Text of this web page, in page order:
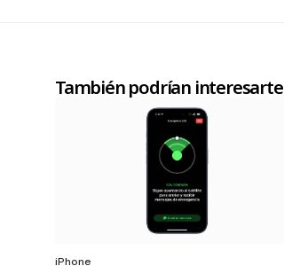
También podrían interesarte
iPhone